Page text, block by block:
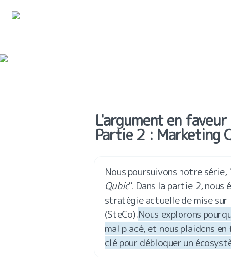
L'argument en
Partie 2 : Marketing
Nous poursuivons notre série,
Qubic". Dans la partie 2, nous
stratégie actuelle de mise
(SteCo).Nous explorons
mal placé, et nous plaidons
clé pour débloquer un